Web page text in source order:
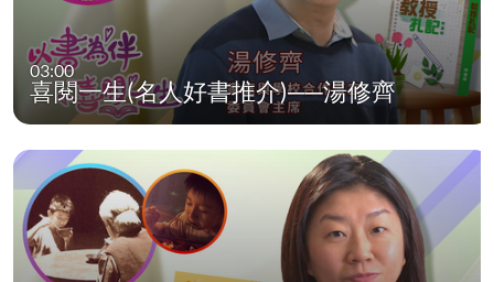
03:00
喜閱一生(名人好書推介)──湯修齊